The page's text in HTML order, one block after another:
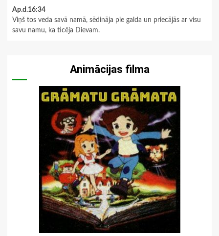
Ap.d.16:34
Viņš tos veda savā namā, sēdināja pie galda un priecājās ar visu
savu namu, ka ticēja Dievam.
Animācijas filma